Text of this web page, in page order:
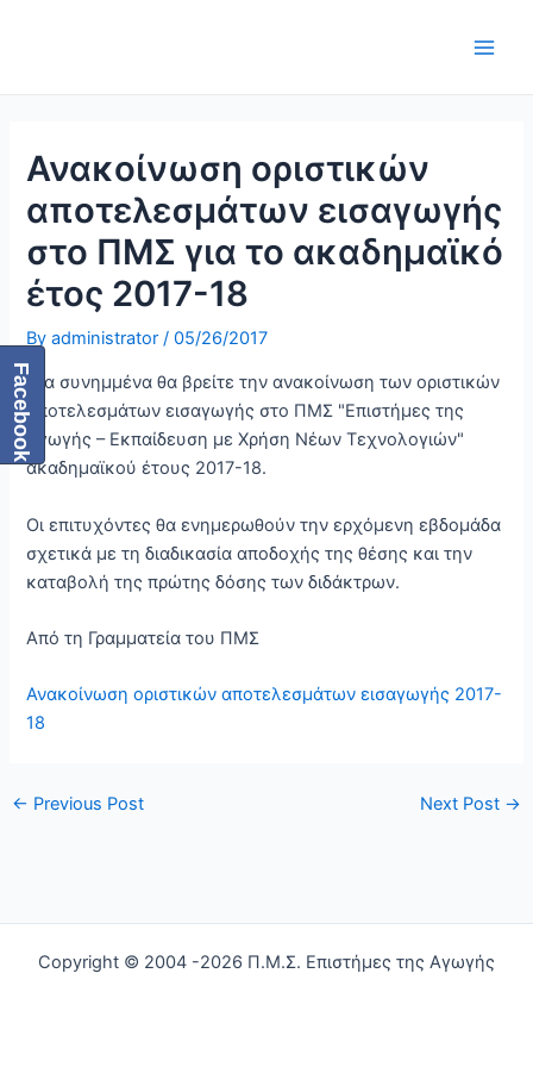
Ανακοίνωση οριστικών
αποτελεσμάτων εισαγωγής
στο ΠΜΣ για το ακαδημαϊκό
έτος 2017-18
Byadministrator/05/26/2017
Στα συνημμένα θα βρείτε την ανακοίνωση των οριστικών
αποτελεσμάτων εισαγωγής στο ΠΜΣ "Επιστήμες της
Αγωγής – Εκπαίδευση με Χρήση Νέων Τεχνολογιών"
ακαδημαϊκού έτους 2017-18.
Οι επιτυχόντες θα ενημερωθούν την ερχόμενη εβδομάδα
σχετικά με τη διαδικασία αποδοχής της θέσης και την
καταβολή της πρώτης δόσης των διδάκτρων.
Από τη Γραμματεία του ΠΜΣ
Ανακοίνωση οριστικών αποτελεσμάτων εισαγωγής 2017-
18
← Previous Post Next Post →
Copyright © 2004 -2026 Π.Μ.Σ. Επιστήμες της Αγωγής
Facebook